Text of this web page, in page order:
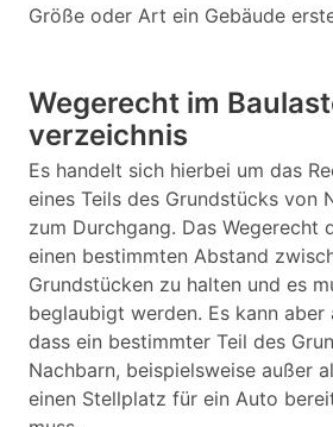
Größe oder Art ein Gebäude
Wegerecht im
verzeichnis
Es handelt sich hierbei um das
eines Teils des Grundstücks von
zum Durchgang. Das Wegerecht
einen bestimmten Abstand
Grundstücken zu halten und es
beglaubigt werden. Es kann aber
dass ein bestimmter Teil des
Nachbarn, beispielsweise außer
einen Stellplatz für ein Auto